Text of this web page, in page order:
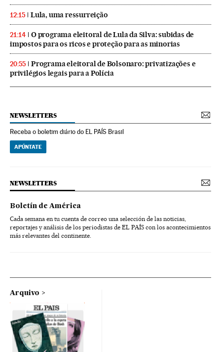
12:15 Lula, uma ressurreição
21:14
O programa eleitoral de Lula da Silva: subidas de
impostos para os ricos e proteção para as minorias
20:55
Programa eleitoral de Bolsonaro: privatizações e
privilégios legais para a Polícia
NEWSLETTERS
Receba o boletim diário do EL PAÍS Brasil
APÚNTATE
NEWSLETTERS
Boletín de América
Cada semana en tu cuenta de correo una selección de las noticias,
reportajes y análisis de los periodistas de EL PAÍS con los acontecimientos
más relevantes del continente.
Arquivo